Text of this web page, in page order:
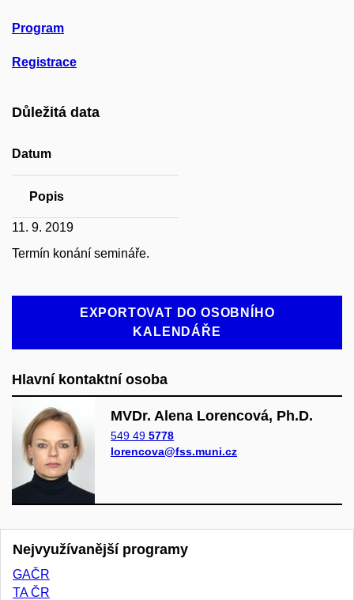
Program
Registrace
Důležitá data
Datum
Popis
11. 9. 2019
Termín konání semináře.
EXPORTOVAT DO OSOBNÍHO
KALENDÁŘE
Hlavní kontaktní osoba
MVDr. Alena Lorencová, Ph.D.
549 49 5778
lorencova@fss.muni.cz
Nejvyužívanější programy
GAČR
TA ČR